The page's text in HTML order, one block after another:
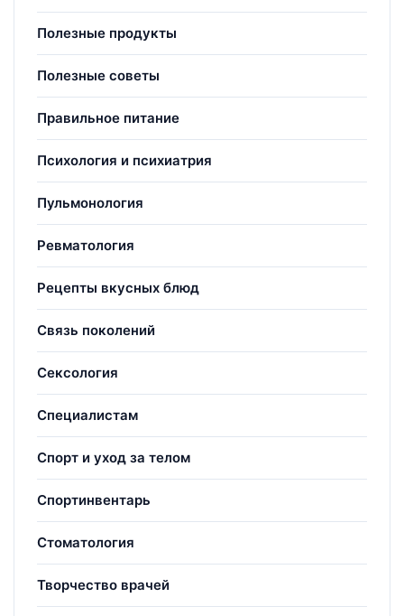
Полезные продукты
Полезные советы
Правильное питание
Психология и психиатрия
Пульмонология
Ревматология
Рецепты вкусных блюд
Связь поколений
Сексология
Специалистам
Спорт и уход за телом
Спортинвентарь
Стоматология
Творчество врачей